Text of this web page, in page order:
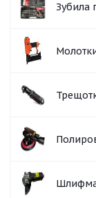
Зубила